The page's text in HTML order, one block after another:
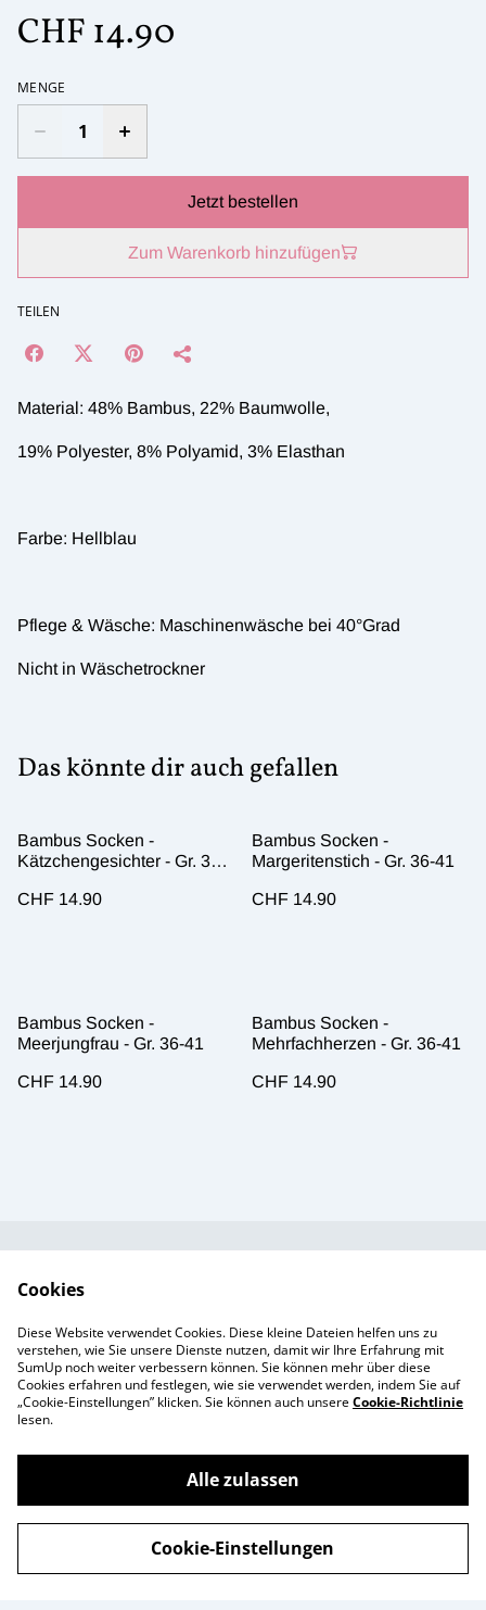
CHF 14.90
MENGE
Jetzt bestellen
Zum Warenkorb hinzufügen
TEILEN
Material: 48% Bambus, 22% Baumwolle,
19% Polyester, 8% Polyamid, 3% Elasthan
Farbe: Hellblau
Pflege & Wäsche: Maschinenwäsche bei 40°Grad
Nicht in Wäschetrockner
Das könnte dir auch gefallen
Bambus Socken -
Kätzchengesichter - Gr. 36-
CHF 14.90
Bambus Socken -
Margeritenstich - Gr. 36-41
CHF 14.90
Bambus Socken -
Meerjungfrau - Gr. 36-41
CHF 14.90
Bambus Socken -
Mehrfachherzen - Gr. 36-41
CHF 14.90
Öffnungszeiten
Impressum
Cookie-Richtlinie
Produkte
Enchanté Store - Thun
Cookies
Diese Website verwendet Cookies. Diese kleine Dateien helfen uns zu
verstehen, wie Sie unsere Dienste nutzen, damit wir Ihre Erfahrung mit
SumUp noch weiter verbessern können. Sie können mehr über diese
Cookies erfahren und festlegen, wie sie verwendet werden, indem Sie auf
„Cookie-Einstellungen” klicken. Sie können auch unsereCookie-Richtlinie
lesen.
Alle zulassen
Cookie-Einstellungen